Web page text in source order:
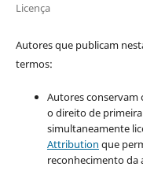
Licença
Autores que publicam
termos:
Autores conservam
o direito de
simultaneamente
Attribution que
reconhecimento da